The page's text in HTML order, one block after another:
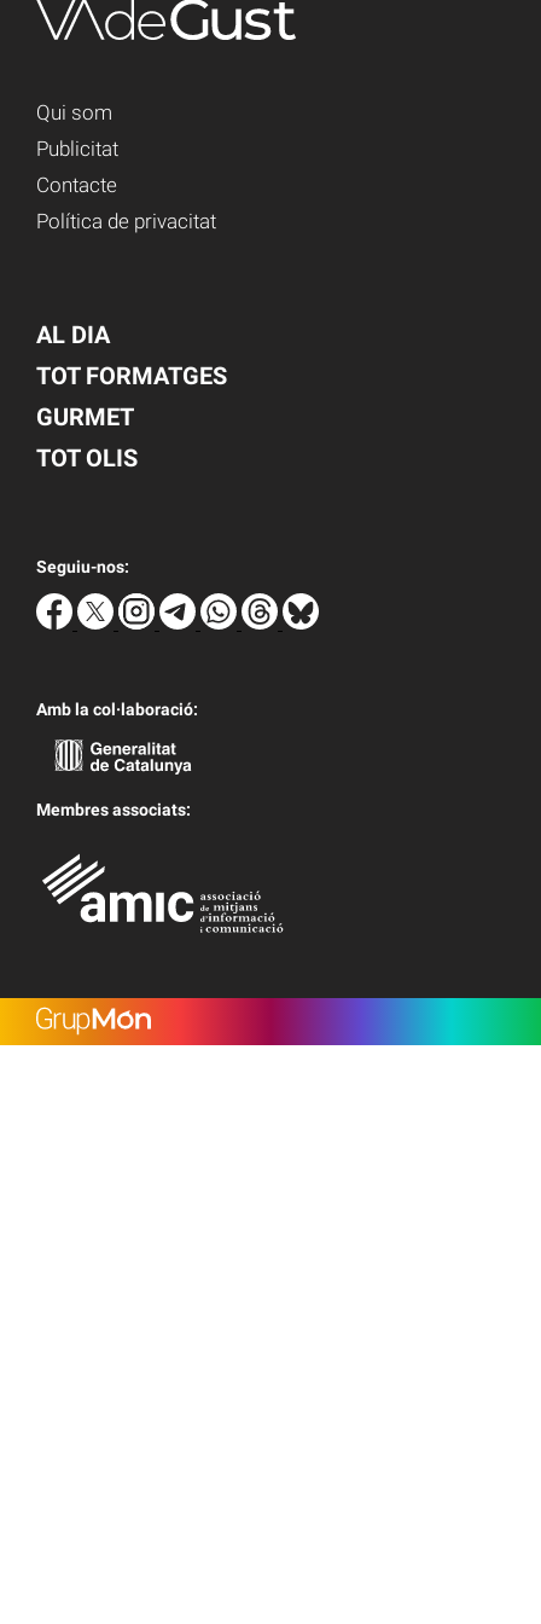
Qui som
Publicitat
Contacte
Política de privacitat
AL DIA
TOT FORMATGES
GURMET
TOT OLIS
Seguiu-nos:
Amb la col·laboració:
Membres associats: